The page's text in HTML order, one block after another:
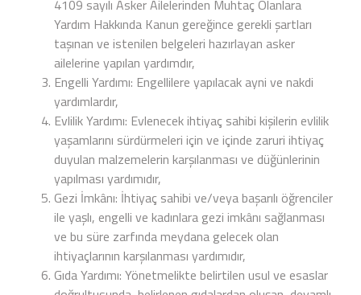
4109 sayılı Asker Ailelerinden Muhtaç Olanlara
Yardım Hakkında Kanun gereğince gerekli şartları
taşınan ve istenilen belgeleri hazırlayan asker
ailelerine yapılan yardımdır,
Engelli Yardımı: Engellilere yapılacak ayni ve nakdi
yardımlardır,
Evlilik Yardımı: Evlenecek ihtiyaç sahibi kişilerin evlilik
yaşamlarını sürdürmeleri için ve içinde zaruri ihtiyaç
duyulan malzemelerin karşılanması ve düğünlerinin
yapılması yardımıdır,
Gezi İmkânı: İhtiyaç sahibi ve/veya başarılı öğrenciler
ile yaşlı, engelli ve kadınlara gezi imkânı sağlanması
ve bu süre zarfında meydana gelecek olan
ihtiyaçlarının karşılanması yardımıdır,
Gıda Yardımı: Yönetmelikte belirtilen usul ve esaslar